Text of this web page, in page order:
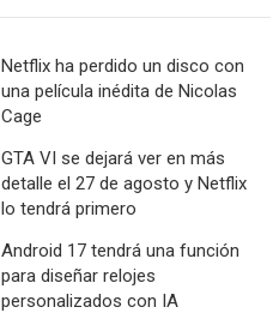
Netflix ha perdido un disco con
una película inédita de Nicolas
Cage
GTA VI se dejará ver en más
detalle el 27 de agosto y Netflix
lo tendrá primero
Android 17 tendrá una función
para diseñar relojes
personalizados con IA